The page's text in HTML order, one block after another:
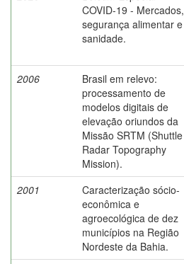
COVID-19 - Mercados,
segurança alimentar e
sanidade.
2006
Brasil em relevo:
processamento de
modelos digitais de
elevação oriundos da
Missão SRTM (Shuttle
Radar Topography
Mission).
2001
Caracterização sócio-
econômica e
agroecológica de dez
municípios na Região
Nordeste da Bahia.